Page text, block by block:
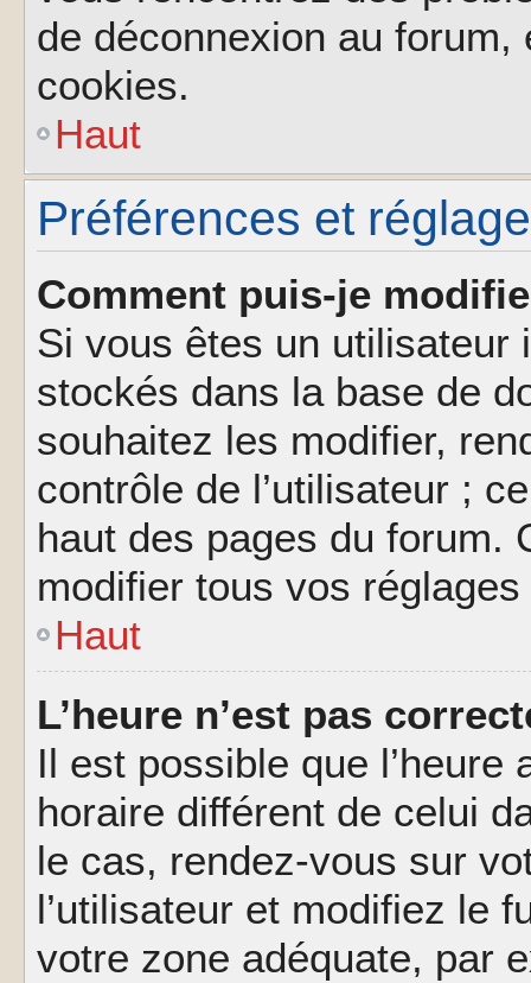
de déconnexion au
cookies.
Haut
Préférences et
Comment puis-je
Si vous êtes un
stockés dans la base de
souhaitez les modifier,
contrôle de l’utilisateur ;
haut des pages du forum.
modifier tous vos
Haut
L’heure n’est pas
Il est possible que
horaire différent de celui
le cas, rendez-vous sur
l’utilisateur et modifiez le
votre zone adéquate, par